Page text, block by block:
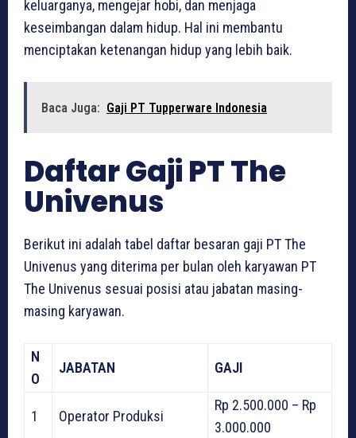
keluarganya, mengejar hobi, dan menjaga
keseimbangan dalam hidup. Hal ini membantu
menciptakan ketenangan hidup yang lebih baik.
Baca Juga: Gaji PT Tupperware Indonesia
Daftar Gaji PT The
Univenus
Berikut ini adalah tabel daftar besaran gaji PT The
Univenus yang diterima per bulan oleh karyawan PT
The Univenus sesuai posisi atau jabatan masing-
masing karyawan.
N
O
JABATAN GAJI
1 Operator Produksi
Rp 2.500.000 – Rp
3.000.000